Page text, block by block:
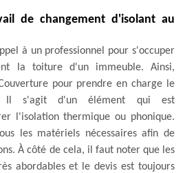
de changement d'isolant au
à un professionnel pour s'occuper
la toiture d'un immeuble. Ainsi,
pour prendre en charge le
Il s'agit d'un élément qui est
l'isolation thermique ou phonique.
les matériels nécessaires afin de
À côté de cela, il faut noter que les
abordables et le devis est toujours